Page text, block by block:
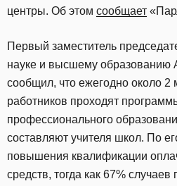
центры. Об этом сообщает
Первый заместитель
науке и высшему образованию
сообщил, что ежегодно около 2
работников проходят
профессионального
составляют учителя школ. По
повышения квалификации
средств, тогда как 67%